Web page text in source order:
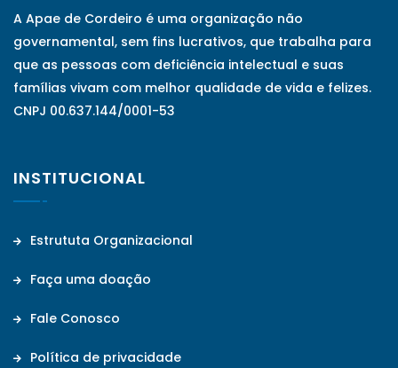
A Apae de Cordeiro é uma organização não
governamental, sem fins lucrativos, que trabalha para
que as pessoas com deficiência intelectual e suas
famílias vivam com melhor qualidade de vida e felizes.
CNPJ 00.637.144/0001-53
INSTITUCIONAL
Estrututa Organizacional
Faça uma doação
Fale Conosco
Política de privacidade